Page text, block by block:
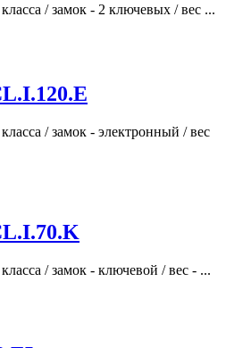
/ замок - 2 ключевых / вес ...
/ замок - электронный / вес
/ замок - ключевой / вес - ...